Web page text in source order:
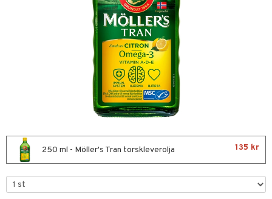
250 ml - Möller's Tran torskleverolja 135 kr
& lindrande
& hals